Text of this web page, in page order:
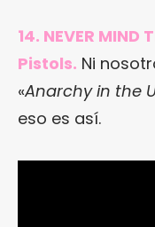
14. NEVER MIND
Pistols. Ni
«Anarchy in the
eso es así.